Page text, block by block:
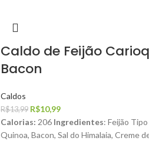
Caldo de Feijão
Bacon
Caldos
R$13,99 R$10,99
Calorias: 206 Ingredientes: Feijão
Quinoa, Bacon, Sal do Himalaia, Creme